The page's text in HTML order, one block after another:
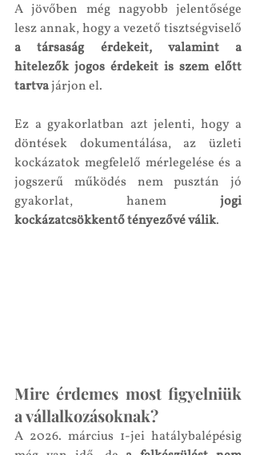
A jövőben még nagyobb jelentősége
a társaság érdekeit, valamint a
hitelezők jogos érdekeit is szem előtt
tartva járjon el.
Ez a gyakorlatban azt jelenti, hogy a
döntések dokumentálása, az üzleti
kockázatok megfelelő mérlegelése és a
jogszerű működés nem pusztán jó
gyakorlat, hanem jogi
kockázatcsökkentő tényezővé válik.
Mire érdemes most figyelniük
a vállalkozásoknak?
A 2026. március 1-jei hatálybalépésig